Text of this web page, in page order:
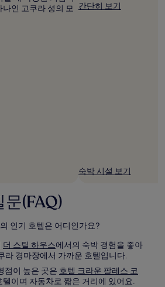
인 고쿠라 성의 모 간단히 보기
숙박 시설 보기
(FAQ)
인기 호텔은 어디인가요?
더 스틸 하우스에서의 숙박 경험을 좋아
라 경마장에서 가까운 호텔입니다.
점이 높은 곳은 호텔 크라운 팔레스 코
텔이며 자동차로 짧은 거리에 있어요.